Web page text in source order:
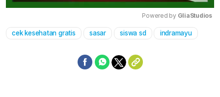
Mute
Powered by GliaStudios
cek kesehatan gratis sasar siswa sd indramayu